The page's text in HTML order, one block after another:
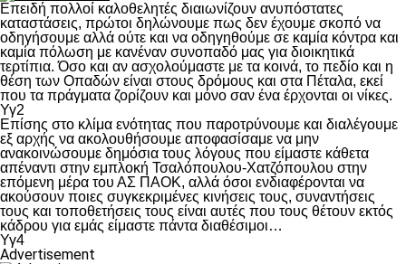
Επειδή πολλοί καλοθελητές διαιωνίζουν ανυπόστατες
καταστάσεις, πρώτοι δηλώνουμε πως δεν έχουμε σκοπό να
οδηγήσουμε αλλά ούτε και να οδηγηθούμε σε καμία κόντρα και
καμία πόλωση με κανέναν συνοπαδό μας για διοικητικά
τερτίπια. Όσο και αν ασχολούμαστε με τα κοινά, το πεδίο και η
θέση των Οπαδών είναι στους δρόμους και στα Πέταλα, εκεί
που τα πράγματα ζορίζουν και μόνο σαν ένα έρχονται οι νίκες.
Υγ2
Επίσης στο κλίμα ενότητας που παροτρύνουμε και διαλέγουμε
εξ αρχής να ακολουθήσουμε αποφασίσαμε να μην
ανακοινώσουμε δημόσια τους λόγους που είμαστε κάθετα
απέναντι στην εμπλοκή Τσαλόπουλου-Χατζόπουλου στην
επόμενη μέρα του ΑΣ ΠΑΟΚ, αλλά όσοι ενδιαφέρονται να
ακούσουν ποιες συγκεκριμένες κινήσεις τους, συναντήσεις
τους και τοποθετήσεις τους είναι αυτές που τους θέτουν εκτός
κάδρου για εμάς είμαστε πάντα διαθέσιμοι…
Υγ4
Advertisement